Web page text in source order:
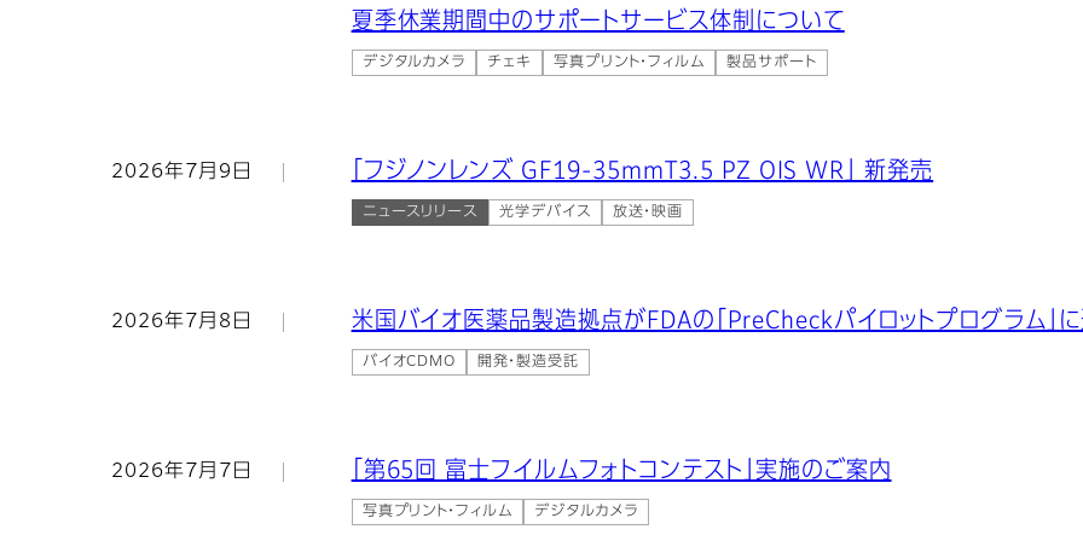
夏季休業期間中のサポートサービス体制について
デジタルカメラ チェキ 写真プリント・フィルム 製品サポート
2026年7月9日 「フジノンレンズ GF19-35mmT3.5 PZ OIS WR」 新発売
ニュースリリース 光学デバイス 放送・映画
2026年7月8日 米国バイオ医薬品製造拠点がFDAの「PreCheckパイロットプログラム」
バイオCDMO 開発・製造受託
2026年7月7日 「第65回 富士フイルムフォトコンテスト」実施のご案内
写真プリント・フィルム デジタルカメラ